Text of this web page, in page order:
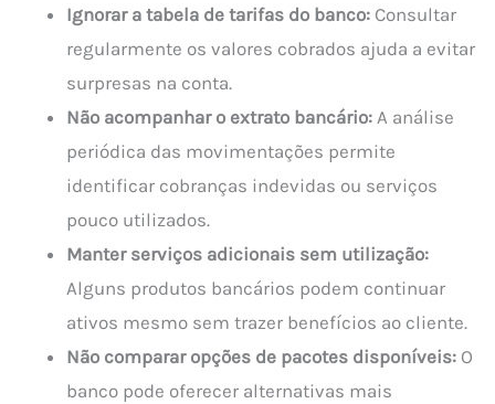
Ignorar a tabela de tarifas do banco: Consultar
regularmente os valores cobrados ajuda a evitar
surpresas na conta.
Não acompanhar o extrato bancário: A análise
periódica das movimentações permite
identificar cobranças indevidas ou serviços
pouco utilizados.
Manter serviços adicionais sem utilização:
Alguns produtos bancários podem continuar
ativos mesmo sem trazer benefícios ao cliente.
Não comparar opções de pacotes disponíveis: O
banco pode oferecer alternativas mais